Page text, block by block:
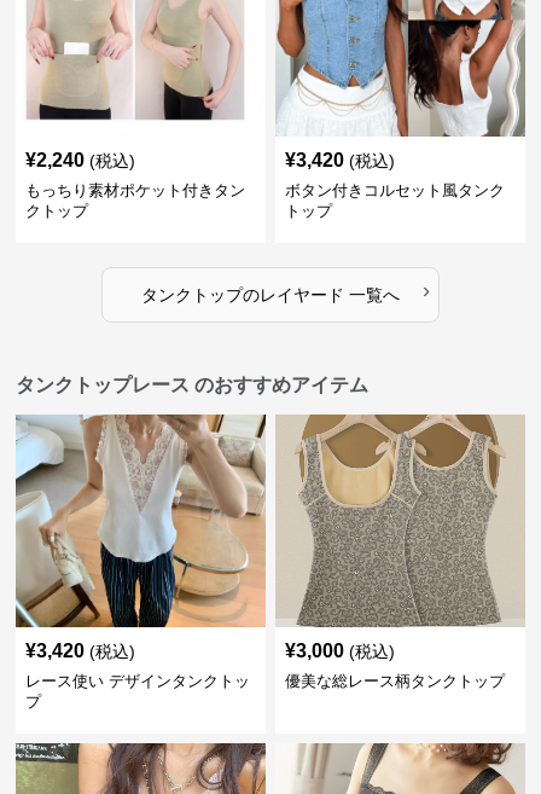
¥2,240 (税込)
もっちり素材ポケット付きタン
クトップ
¥3,420 (税込)
ボタン付きコルセット風タンク
トップ
タンクトップのレイヤード 一覧へ ›
タンクトップレース のおすすめアイテム
¥3,420 (税込)
レース使い デザインタンクトッ
プ
¥3,000 (税込)
優美な総レース柄タンクトップ